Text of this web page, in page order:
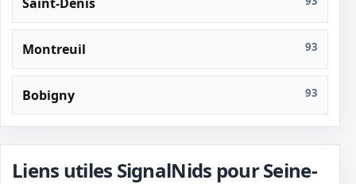
Montreuil 93
Bobigny 93
Liens utiles SignalNids pour Seine-